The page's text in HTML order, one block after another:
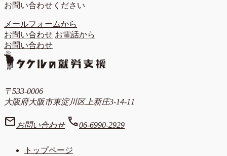
お問い合わせください
メールフォームから
お問い合わせ お電話から
お問い合わせ
〒533-0006
大阪府大阪市東淀川区上新庄3-14-11
mail お問い合わせ call06-6990-2929
トップページ